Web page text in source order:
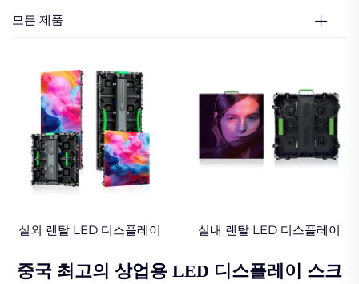
모든 제품
실외 렌탈 LED 디스플레이 실내 렌탈 LED 디스플레이
중국 최고의 상업용 LED 디스플레이 스크